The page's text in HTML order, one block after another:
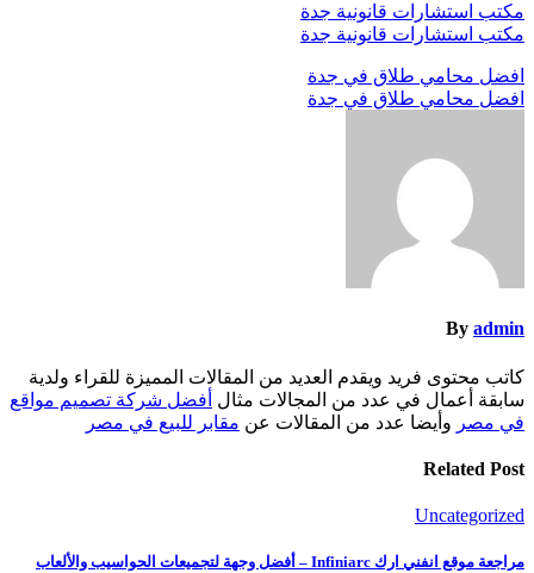
مكتب استشارات قانونية جدة
مكتب استشارات قانونية جدة
تصفّح
المقالات
افضل محامي طلاق في جدة
افضل محامي طلاق في جدة
By admin
كاتب محتوى فريد ويقدم العديد من المقالات المميزة للقراء ولدية
سابقة أعمال في عدد من المجالات مثال أفضل شركة تصميم مواقع
في مصر وأيضا عدد من المقالات عن مقابر للبيع في مصر
Related Post
Uncategorized
مراجعة موقع انفني ارك Infiniarc – أفضل وجهة لتجميعات الحواسيب والألعاب